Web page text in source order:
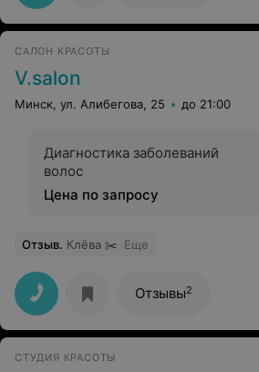
САЛОН КРАСОТЫ
V.salon
Минск, ул. Алибегова, 25 до 21:00
Диагностика заболеваний
волос
Цена по запросу
Отзыв. Клёва ✂️ Еще
Отзывы2
СТУДИЯ КРАСОТЫ